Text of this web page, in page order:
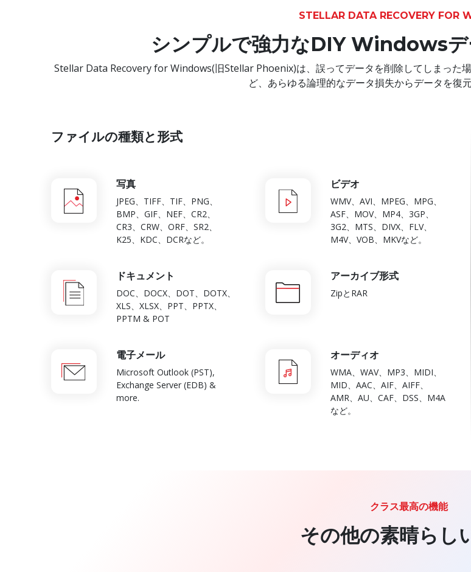
STELLAR DATA RECOVERY FOR
シンプルで強力なDIY Windowsデ
Stellar Data Recovery for Windows(旧Stellar Phoenix)は、誤ってデータを削除してしまった
ど、あらゆる論理的なデータ損失からデータを復
ファイルの種類と形式
写真
JPEG、TIFF、TIF、PNG、
BMP、GIF、NEF、CR2、
CR3、CRW、ORF、SR2、
K25、KDC、DCRなど。
ビデオ
WMV、AVI、MPEG、MPG、
ASF、MOV、MP4、3GP、
3G2、MTS、DIVX、FLV、
M4V、VOB、MKVなど。
ドキュメント
DOC、DOCX、DOT、DOTX、
XLS、XLSX、PPT、PPTX、
PPTM & POT
アーカイブ形式
ZipとRAR
電子メール
Microsoft Outlook (PST),
Exchange Server (EDB) &
more.
オーディオ
WMA、WAV、MP3、MIDI、
MID、AAC、AIF、AIFF、
AMR、AU、CAF、DSS、M4A
など。
クラス最高の機能
その他の素晴らし